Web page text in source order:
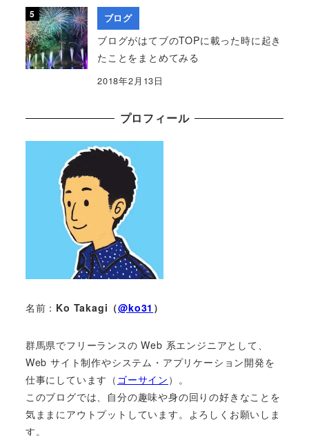
ブログ
ブログがはてブのTOPに載った時に起き
たことをまとめてみる
2018年2月13日
プロフィール
名前： Ko Takagi（@ko31 ）
群馬県でフリーランスの Web 系エンジニアとして、
Web サイト制作やシステム・アプリケーション開発を
仕事にしています（ ゴーサイン ）。
このブログでは、自分の趣味や身の回りの好きなことを
気ままにアウトプットしています。よろしくお願いしま
す。